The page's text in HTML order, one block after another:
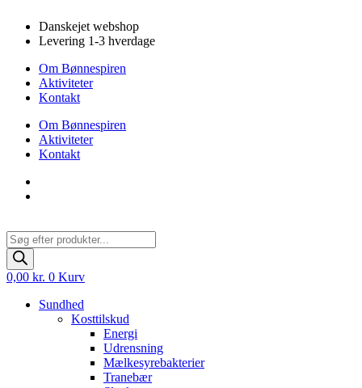
indhold
Danskejet webshop
Levering 1-3 hverdage
Om Bønnespiren
Aktiviteter
Kontakt
Om Bønnespiren
Aktiviteter
Kontakt
Products
search
0,00 kr. 0 Kurv
Sundhed
Kosttilskud
Energi
Udrensning
Mælkesyrebakterier
Tranebær